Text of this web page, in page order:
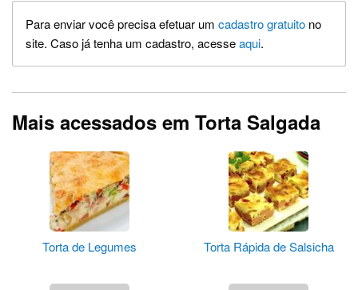
Para enviar você precisa efetuar um cadastro gratuito no
site. Caso já tenha um cadastro, acesseaqui.
Mais acessados em Torta Salgada
Torta de Legumes Torta Rápida de Salsicha